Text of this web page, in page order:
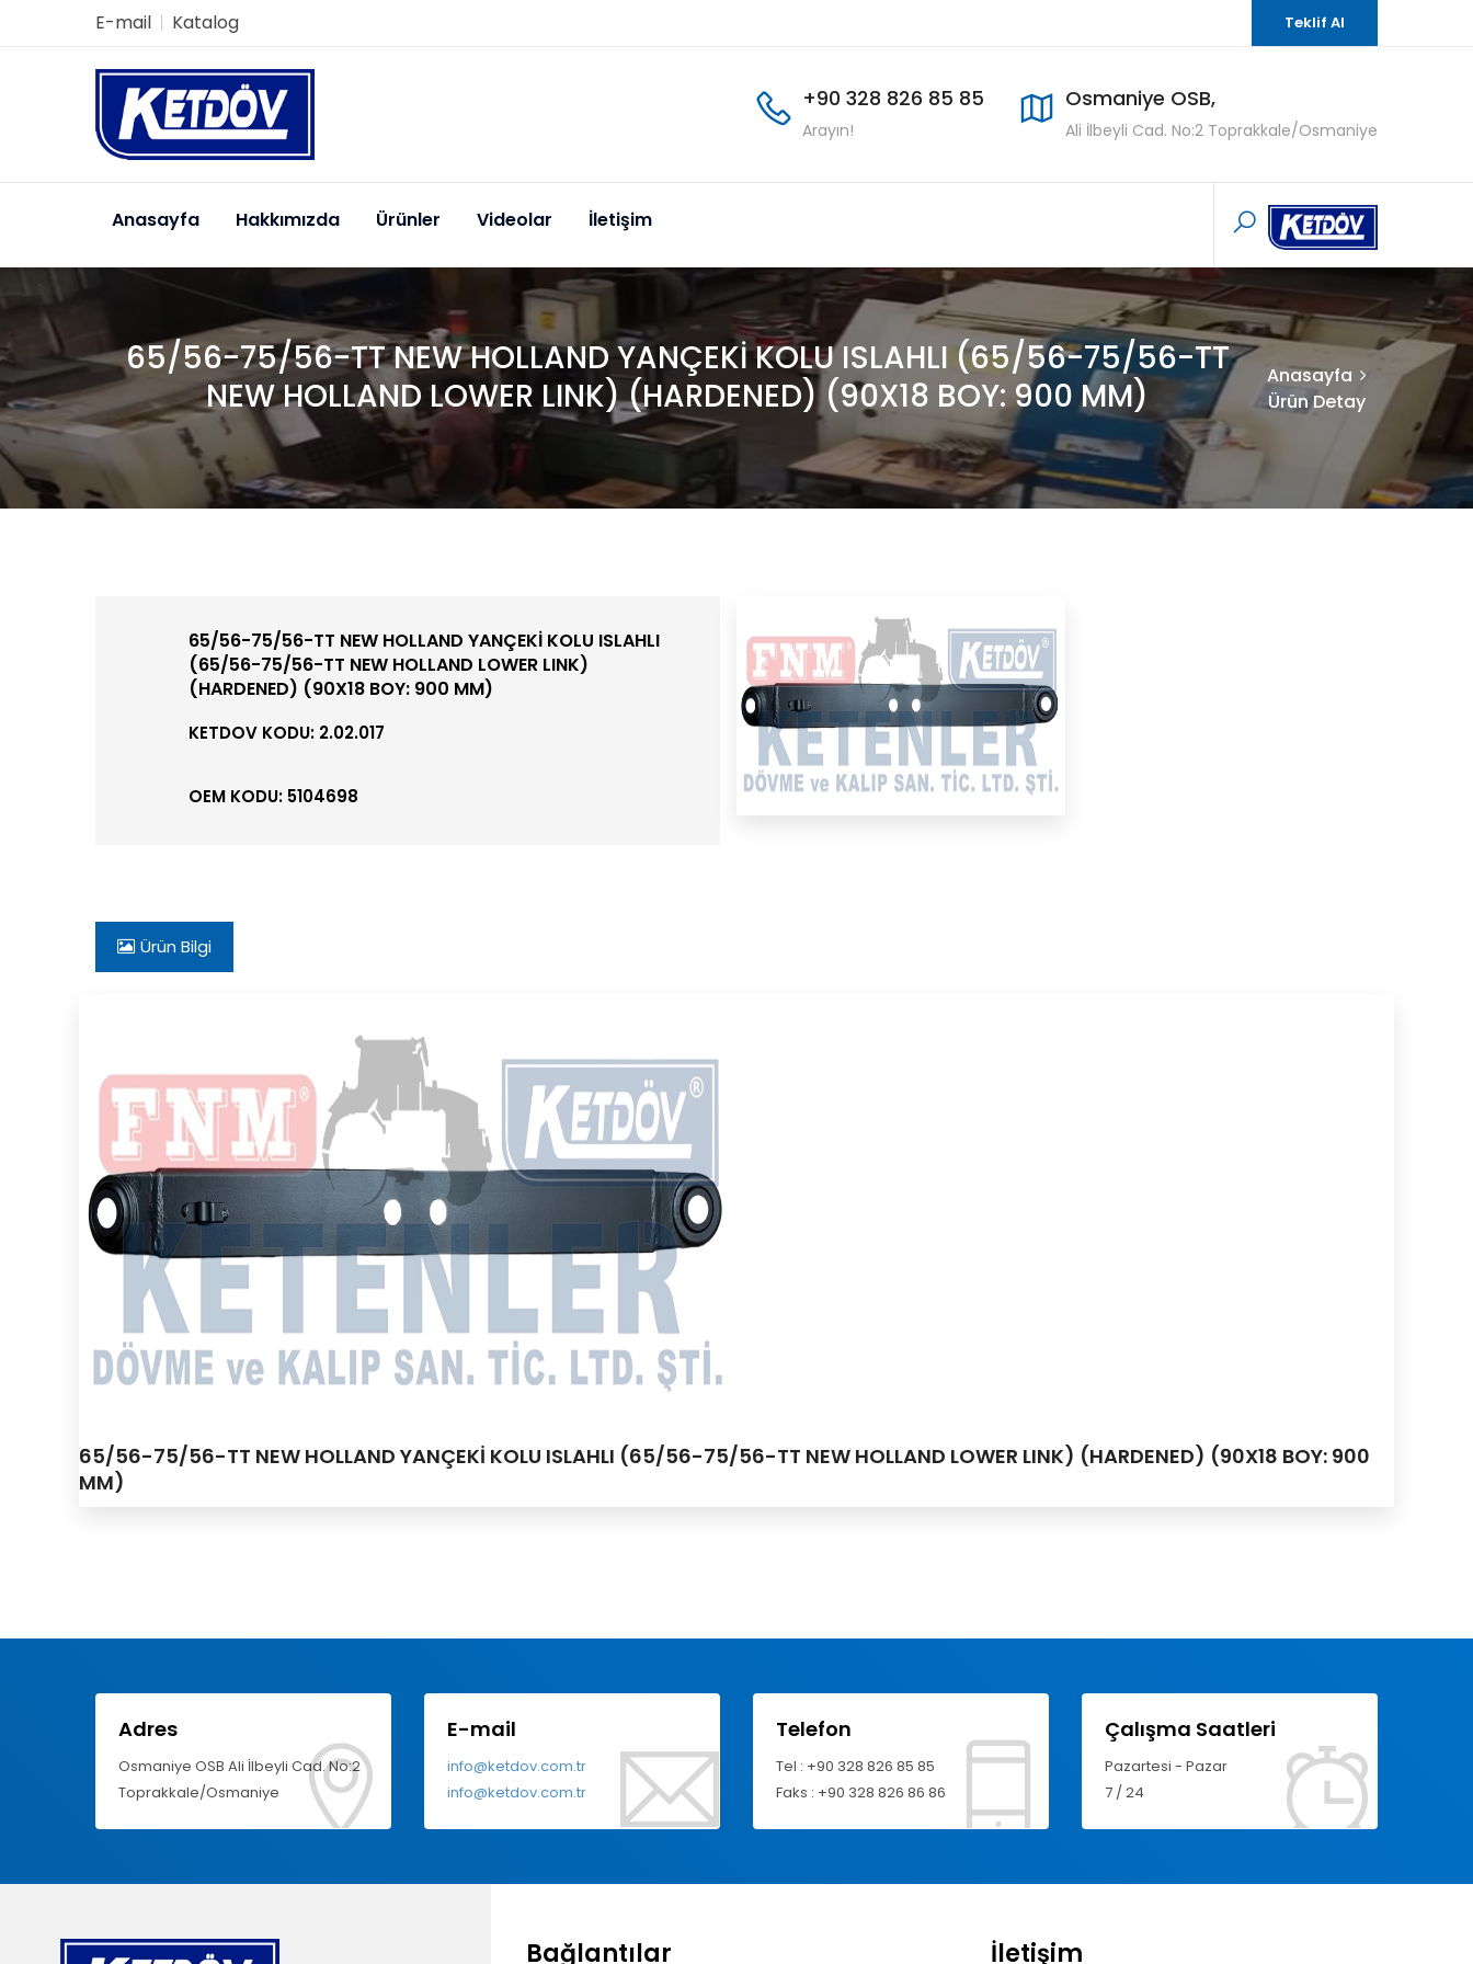
E-mail Katalog Teklif Al
+90 328 826 85 85
Arayın!
Osmaniye OSB,
Ali İlbeyli Cad. No:2 Toprakkale/Osmaniye
Anasayfa Hakkımızda Ürünler Videolar İletişim
65/56-75/56-TT NEW HOLLAND YANÇEKİ KOLU ISLAHLI (65/56-75/56-TT
NEW HOLLAND LOWER LINK) (HARDENED) (90X18 BOY: 900 MM)
Anasayfa
Ürün Detay
65/56-75/56-TT NEW HOLLAND YANÇEKİ KOLU ISLAHLI
(65/56-75/56-TT NEW HOLLAND LOWER LINK)
(HARDENED) (90X18 BOY: 900 MM)
KETDOV KODU: 2.02.017
OEM KODU: 5104698
Ürün Bilgi
65/56-75/56-TT NEW HOLLAND YANÇEKİ KOLU ISLAHLI (65/56-75/56-TT NEW HOLLAND LOWER LINK) (HARDENED) (90X18 BOY: 900
MM)
Adres
Osmaniye OSB Ali İlbeyli Cad. No:2
Toprakkale/Osmaniye
E-mail
info@ketdov.com.tr
info@ketdov.com.tr
Telefon
Tel : +90 328 826 85 85
Faks : +90 328 826 86 86
Çalışma Saatleri
Pazartesi - Pazar
7 / 24
Bağlantılar İletişim